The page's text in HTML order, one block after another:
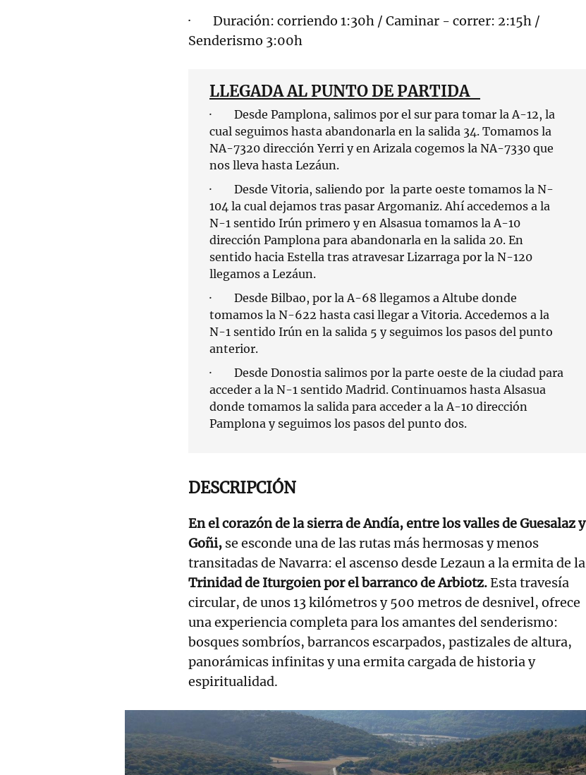
· Duración: corriendo 1:30h / Caminar - correr: 2:15h /
Senderismo 3:00h
LLEGADA AL PUNTO DE PARTIDA
· Desde Pamplona, salimos por el sur para tomar la A-12, la
cual seguimos hasta abandonarla en la salida 34. Tomamos la
NA-7320 dirección Yerri y en Arizala cogemos la NA-7330 que
nos lleva hasta Lezáun.
· Desde Vitoria, saliendo por la parte oeste tomamos la N-
104 la cual dejamos tras pasar Argomaniz. Ahí accedemos a la
N-1 sentido Irún primero y en Alsasua tomamos la A-10
dirección Pamplona para abandonarla en la salida 20. En
sentido hacia Estella tras atravesar Lizarraga por la N-120
llegamos a Lezáun.
· Desde Bilbao, por la A-68 llegamos a Altube donde
tomamos la N-622 hasta casi llegar a Vitoria. Accedemos a la
N-1 sentido Irún en la salida 5 y seguimos los pasos del punto
anterior.
· Desde Donostia salimos por la parte oeste de la ciudad para
acceder a la N-1 sentido Madrid. Continuamos hasta Alsasua
donde tomamos la salida para acceder a la A-10 dirección
Pamplona y seguimos los pasos del punto dos.
DESCRIPCIÓN
En el corazón de la sierra de Andía, entre los valles de Guesalaz y
Goñi, se esconde una de las rutas más hermosas y menos
transitadas de Navarra: el ascenso desde Lezaun a la ermita de la
Trinidad de Iturgoien por el barranco de Arbiotz.Esta travesía
circular, de unos 13 kilómetros y 500 metros de desnivel, ofrece
una experiencia completa para los amantes del senderismo:
bosques sombríos, barrancos escarpados, pastizales de altura,
panorámicas infinitas y una ermita cargada de historia y
espiritualidad.